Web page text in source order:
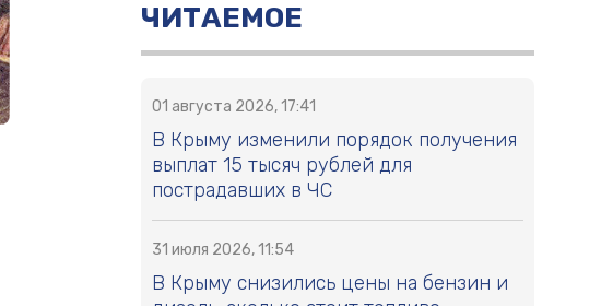
ЧИТАЕМОЕ
01 августа 2026, 17:41
В Крыму изменили порядок получения
выплат 15 тысяч рублей для
пострадавших в ЧС
31 июля 2026, 11:54
В Крыму снизились цены на бензин и